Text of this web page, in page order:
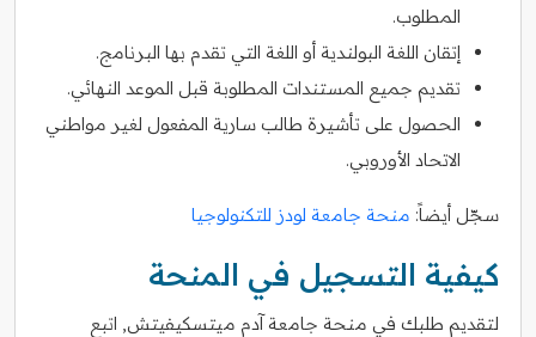
المطلوب.
إتقان اللغة البولندية أو اللغة التي تقدم بها البرنامج.
تقديم جميع المستندات المطلوبة قبل الموعد النهائي.
الحصول على تأشيرة طالب سارية المفعول لغير مواطني
الاتحاد الأوروبي.
سجّل أيضاً: منحة جامعة لودز للتكنولوجيا
كيفية التسجيل في المنحة
لتقديم طلبك في منحة جامعة آدم ميتسكيفيتش, اتبع